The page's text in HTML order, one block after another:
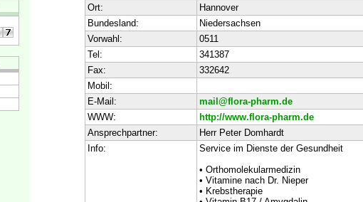
Ort:
Hannover
Bundesland:
Niedersachsen
Vorwahl:
0511
Tel:
341387
Fax:
332642
Mobil:
E-Mail:
mail@flora-pharm.de
WWW:
http://www.flora-pharm.de
Ansprechpartner:
Herr Peter Domhardt
Info:
Service im Dienste der Gesundheit
• Orthomolekularmedizin
• Vitamine nach Dr. Nieper
• Krebstherapie